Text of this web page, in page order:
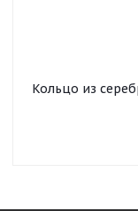
Кольцо из